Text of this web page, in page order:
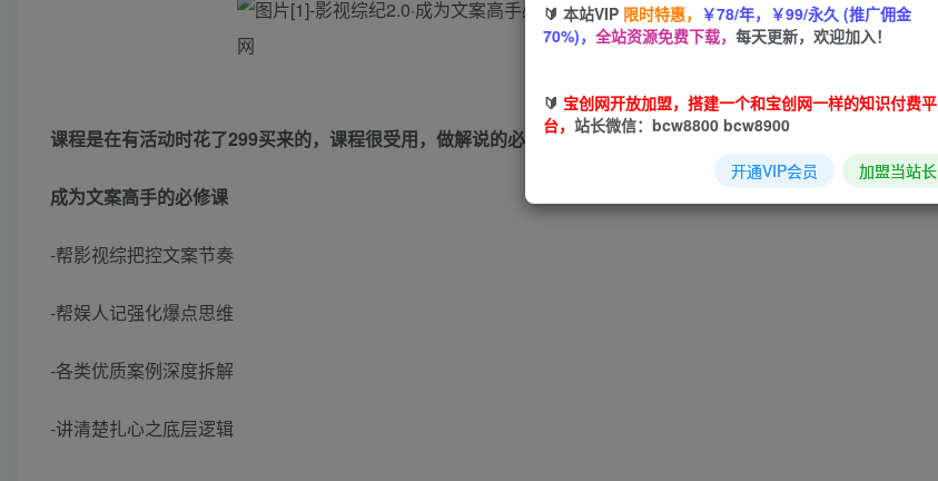
课程是在有活动时花了299买来的，课程很受用，做解说的必看的课程
成为文案高手的必修课
-帮影视综把控文案节奏
-帮娱人记强化爆点思维
-各类优质案例深度拆解
-讲清楚扎心之底层逻辑
🔰 本站VIP 限时特惠， ￥78/年，￥99/永久 (推广佣金
70%)， 全站资源免费下载， 每天更新，欢迎加入！
🔰 宝创网开放加盟，搭建一个和宝创网一样的知识付费平
台， 站长微信：bcw8800 bcw8900
开通VIP会员 加盟当站长